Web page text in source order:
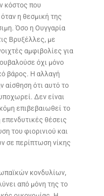
κόστος που
η θεσμική της
Όσο η Ουγγαρία
Βρυξέλλες, με
αμφιβολίες για
όχι μόνο
βάρος. Η αλλαγή
αίσθηση ότι αυτό το
Δεν είναι
επιβεβαιωθεί το
θέσεις
του φιορινιού και
σε περίπτωση νίκης
κονδυλίων,
από μόνη της το